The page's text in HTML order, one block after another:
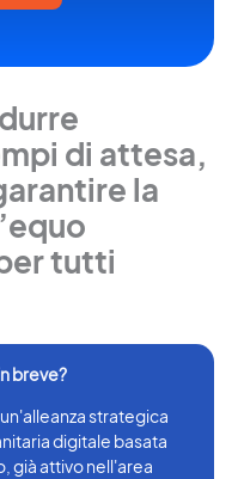
di attesa,
la
tutti
strategica
digitale basata
già attivo nell'area